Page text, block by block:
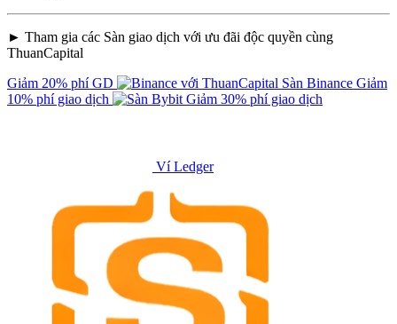
► Tham gia các Sàn giao dịch với ưu đãi độc quyền cùng
ThuanCapital
Giảm 20% phí GD
Sàn Binance Giảm
10% phí giao dịch
Giảm 30% phí giao dịch
Ví Ledger